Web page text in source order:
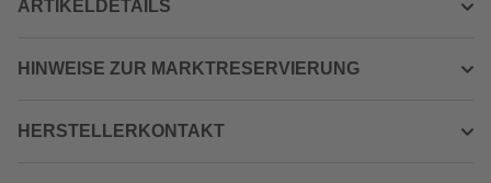
ARTIKELDETAILS
HINWEISE ZUR MARKTRESERVIERUNG
HERSTELLERKONTAKT